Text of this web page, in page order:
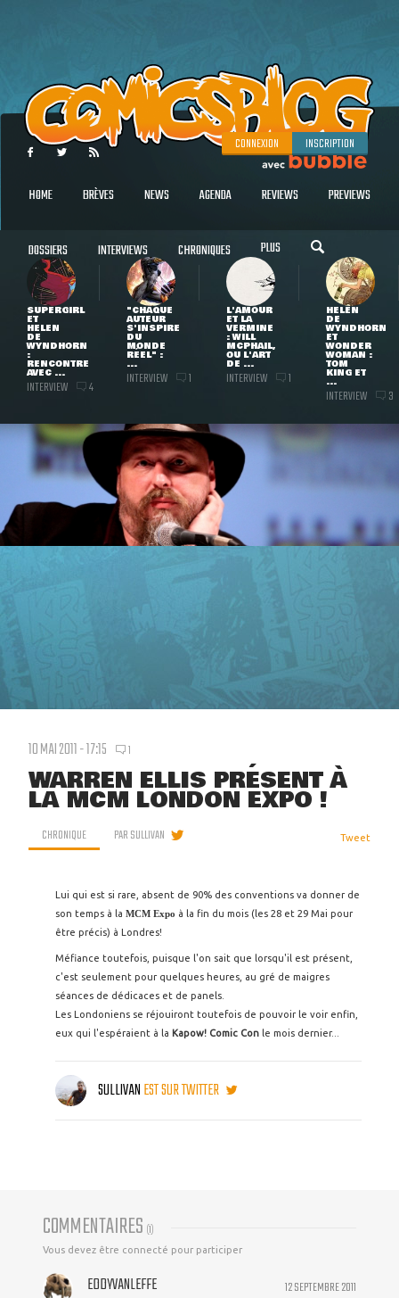
CONNEXION INSCRIPTION
HOME BRÈVES NEWS AGENDA REVIEWS PREVIEWS
DOSSIERS INTERVIEWS CHRONIQUES PLUS
SUPERGIRL
ET
HELEN
DE
WYNDHORN
:
RENCONTRE
AVEC ...
INTERVIEW 4
"CHAQUE
AUTEUR
S'INSPIRE
DU
MONDE
RÉEL" :
...
INTERVIEW 1
L'AMOUR
ET LA
VERMINE
: WILL
MCPHAIL,
OU L'ART
DE ...
INTERVIEW 1
HELEN
DE
WYNDHORN
ET
WONDER
WOMAN :
TOM
KING ET
...
INTERVIEW 3
10 MAI 2011 - 17:15 1
WARREN ELLIS PRÉSENT À
LA MCM LONDON EXPO !
CHRONIQUE PARSULLIVAN Tweet
Lui qui est si rare, absent de 90% des conventions va donner de
son temps à la MCM Expo à la fin du mois (les 28 et 29 Mai pour
être précis) à Londres!
Méfiance toutefois, puisque l'on sait que lorsqu'il est présent,
c'est seulement pour quelques heures, au gré de maigres
séances de dédicaces et de panels.
Les Londoniens se réjouiront toutefois de pouvoir le voir enfin,
eux qui l'espéraient à la Kapow! Comic Con le mois dernier...
SULLIVANEST SUR TWITTER
COMMENTAIRES (1)
Vous devez être connecté pour participer
12 SEPTEMBRE 2011
EDDYVANLEFFE